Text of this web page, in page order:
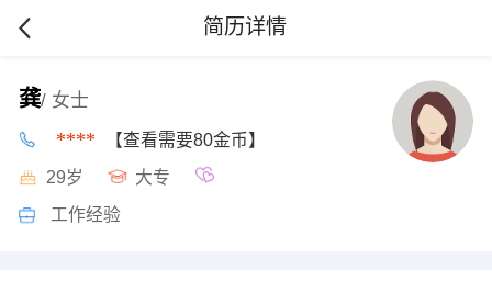
简历详情
龚/ 女士
**** 【查看需要80金币】
29岁 大专
工作经验